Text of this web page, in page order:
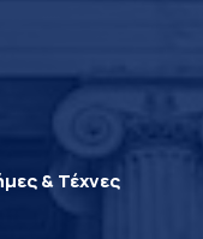
& Τέχνες